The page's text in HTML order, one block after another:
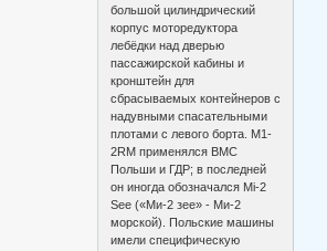
большой цилиндрический
корпус моторедуктора
лебёдки над дверью
пассажирской кабины и
кронштейн для
сбрасываемых контейнеров с
надувными спасательными
плотами с левого борта. M1-
2RM применялся ВМС
Польши и ГДР; в последней
он иногда обозначался Mi-2
See («Ми-2 зее» - Ми-2
морской). Польские машины
имели специфическую